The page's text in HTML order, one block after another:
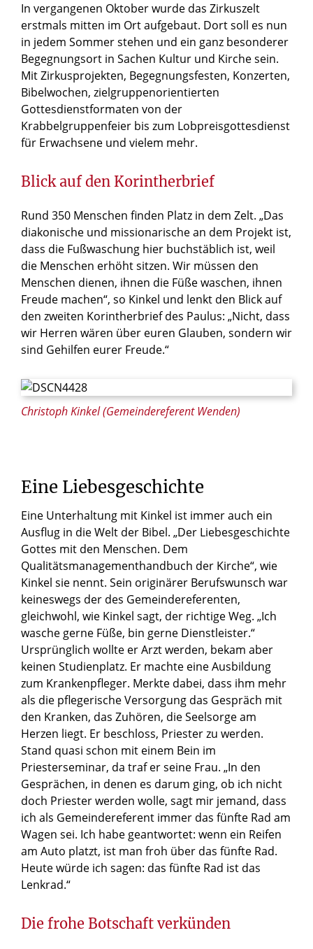
Christoph Kinkel (Gemeindereferent Wenden)
In vergangenen Oktober wurde das Zirkuszelt
erstmals mitten im Ort aufgebaut. Dort soll es nun
in jedem Sommer stehen und ein ganz besonderer
Begegnungsort in Sachen Kultur und Kirche sein.
Mit Zirkusprojekten, Begegnungsfesten, Konzerten,
Bibelwochen, zielgruppenorientierten
Gottesdienstformaten von der
Krabbelgruppenfeier bis zum Lobpreisgottesdienst
für Erwachsene und vielem mehr.
Blick auf den Korintherbrief
Rund 350 Menschen finden Platz in dem Zelt. „Das
diakonische und missionarische an dem Projekt ist,
dass die Fußwaschung hier buchstäblich ist, weil
die Menschen erhöht sitzen. Wir müssen den
Menschen dienen, ihnen die Füße waschen, ihnen
Freude machen“, so Kinkel und lenkt den Blick auf
den zweiten Korintherbrief des Paulus: „Nicht, dass
wir Herren wären über euren Glauben, sondern wir
sind Gehilfen eurer Freude.“
Eine Liebesgeschichte
Eine Unterhaltung mit Kinkel ist immer auch ein
Ausflug in die Welt der Bibel. „Der Liebesgeschichte
Gottes mit den Menschen. Dem
Qualitätsmanagementhandbuch der Kirche“, wie
Kinkel sie nennt. Sein originärer Berufswunsch war
keineswegs der des Gemeindereferenten,
gleichwohl, wie Kinkel sagt, der richtige Weg. „Ich
wasche gerne Füße, bin gerne Dienstleister.“
Ursprünglich wollte er Arzt werden, bekam aber
keinen Studienplatz. Er machte eine Ausbildung
zum Krankenpfleger. Merkte dabei, dass ihm mehr
als die pflegerische Versorgung das Gespräch mit
den Kranken, das Zuhören, die Seelsorge am
Herzen liegt. Er beschloss, Priester zu werden.
Stand quasi schon mit einem Bein im
Priesterseminar, da traf er seine Frau. „In den
Gesprächen, in denen es darum ging, ob ich nicht
doch Priester werden wolle, sagt mir jemand, dass
ich als Gemeindereferent immer das fünfte Rad am
Wagen sei. Ich habe geantwortet: wenn ein Reifen
am Auto platzt, ist man froh über das fünfte Rad.
Heute würde ich sagen: das fünfte Rad ist das
Lenkrad.“
Die frohe Botschaft verkünden